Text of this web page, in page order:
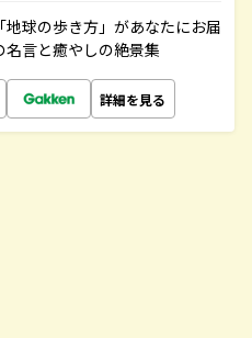
球の歩き方」があなたにお届
言と癒やしの絶景集
詳細を見る